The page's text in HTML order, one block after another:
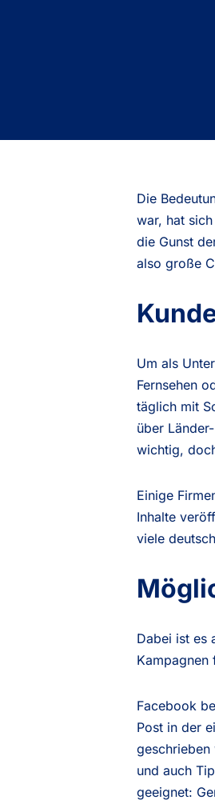
Die
war, hat
die Gunst
also große
Um als
Fernsehen
täglich mit
über
wichtig,
Einige
Inhalte
viele
Dabei ist es
Kampagnen
Facebook
Post in der
geschrieben
und auch
geeignet: